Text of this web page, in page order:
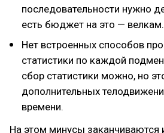
последовательности нужно
есть бюджет на это — велкам.
Нет встроенных способов
статистики по каждой
сбор статистики можно, но
дополнительных
времени.
На этом минусы заканчиваются